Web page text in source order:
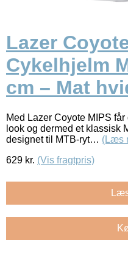
Lazer
Cykelhjelm
cm – Mat
Med Lazer Coyote MIPS
look og dermed et klassisk
designet til MTB-ryt… (Læs
629 kr. (Vis fragtpris)